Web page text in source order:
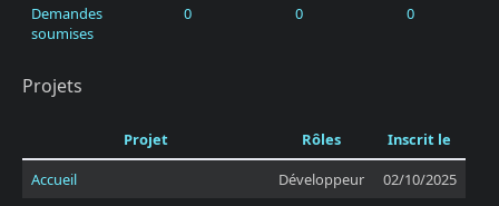
Demandes
soumises
0 0 0
Projets
Projet Rôles
Inscrit le
Accueil
Développeur
02/10/2025